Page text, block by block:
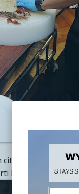
rasa lokal,
buah segar, es